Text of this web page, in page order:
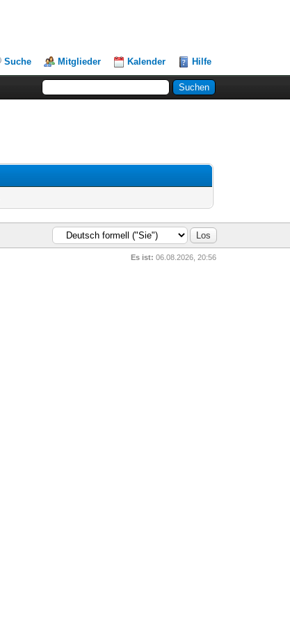
Suche Mitglieder Kalender Hilfe
Es ist: 06.08.2026, 20:56